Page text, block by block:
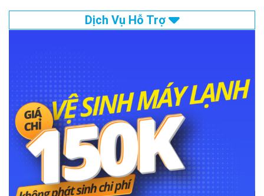
Dịch Vụ Hỗ Trợ